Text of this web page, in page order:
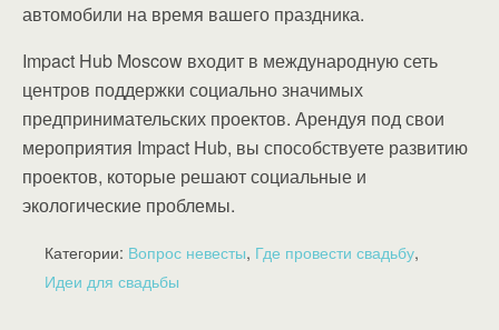
автомобили на время вашего праздника.
Impact Hub Moscow входит в международную сеть
центров поддержки социально значимых
предпринимательских проектов. Арендуя под свои
мероприятия Impact Hub, вы способствуете развитию
проектов, которые решают социальные и
экологические проблемы.
Категории: Вопрос невесты, Где провести свадьбу,
Идеи для свадьбы